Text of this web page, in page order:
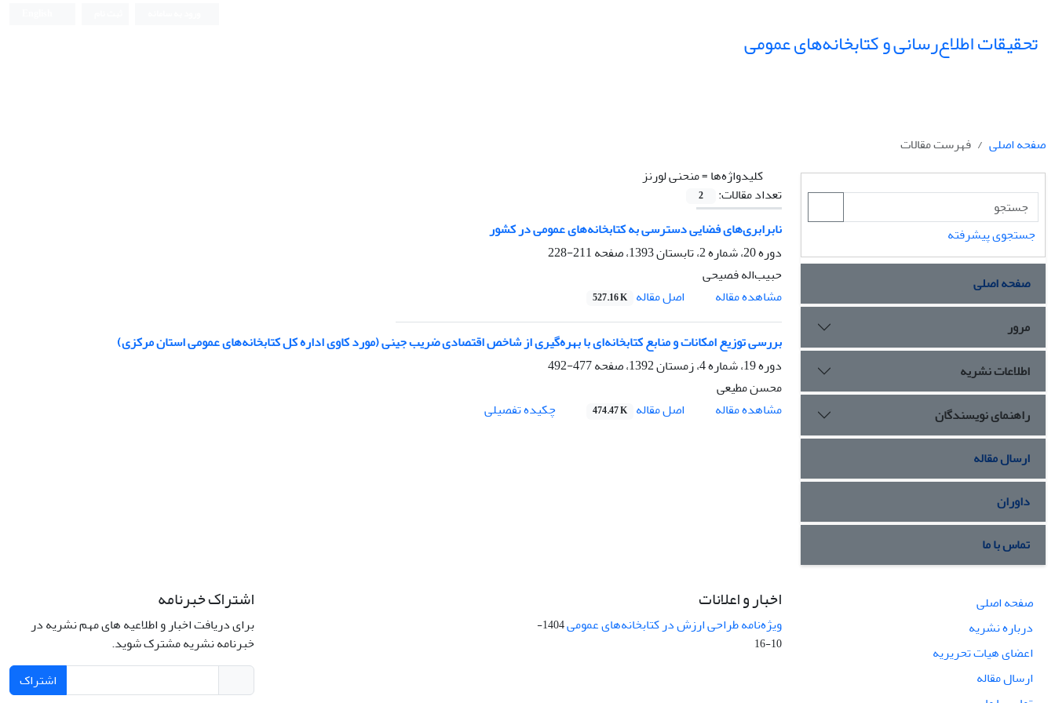
تحقیقات اطلاع‌رسانی و کتابخانه‌های عمومی
صفحه اصلی
فهرست مقالات
کلیدواژه‌ها =منحنی لورنز
تعداد مقالات:
2
نابرابری‌های فضایی دسترسی به کتابخانه‌های عمومی در کشور
دوره 20، شماره 2، تابستان 1393، صفحه
211-228
حبیب‌اله فصیحی
مشاهده مقاله
اصل مقاله 527.16 K
بررسی توزیع امکانات و منابع کتابخانه‌ای با بهره‌گیری از شاخص اقتصادی ضریب جینی (مورد کاوی اداره کل کتابخانه‌های عمومی استان مرکزی)
دوره 19، شماره 4، زمستان 1392، صفحه
477-492
محسن مطیعی
مشاهده مقاله
اصل مقاله 474.47 K چکیده تفصیلی
جستجوی پیشرفته
صفحه اصلی
مرور
اطلاعات نشریه
راهنمای نویسندگان
ارسال مقاله
داوران
تماس با ما
صفحه اصلی
درباره نشریه
اعضای هیات تحریریه
ارسال مقاله
اخبار و اعلانات
ویژه‌نامه طراحی ارزش در کتابخانه‌های عمومی
1404-
10-16
اشتراک خبرنامه
برای دریافت اخبار و اطلاعیه های مهم نشریه در
خبرنامه نشریه مشترک شوید.
اشتراک